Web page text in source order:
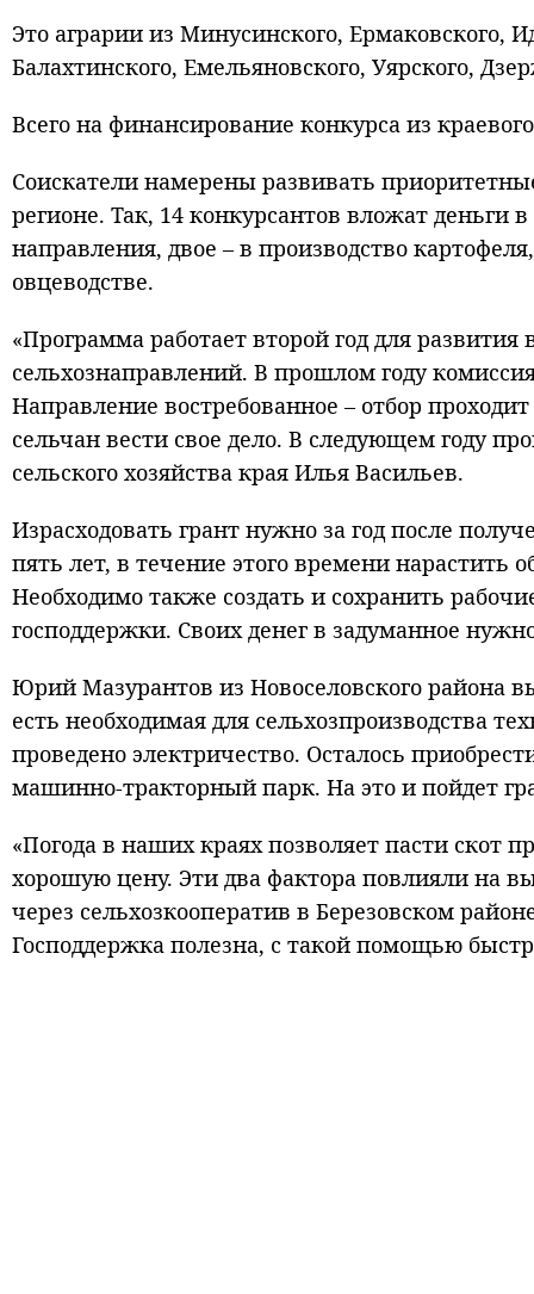
Это аграрии из Минусинского, Ермаковского,
Балахтинского, Емельяновского, Уярского,
Всего на финансирование конкурса из
Соискатели намерены развивать
регионе. Так, 14 конкурсантов вложат деньги
направления, двое – в производство
овцеводстве.
«Программа работает второй год для
сельхознаправлений. В прошлом году
Направление востребованное – отбор
сельчан вести свое дело. В следующем году
сельского хозяйства края Илья Васильев.
Израсходовать грант нужно за год после
пять лет, в течение этого времени нарастить
Необходимо также создать и сохранить
господдержки. Своих денег в задуманное
Юрий Мазурантов из Новоселовского района
есть необходимая для сельхозпроизводства
проведено электричество. Осталось
машинно-тракторный парк. На это и пойдет
«Погода в наших краях позволяет пасти скот
хорошую цену. Эти два фактора повлияли на
через сельхозкооператив в Березовском
Господдержка полезна, с такой помощью